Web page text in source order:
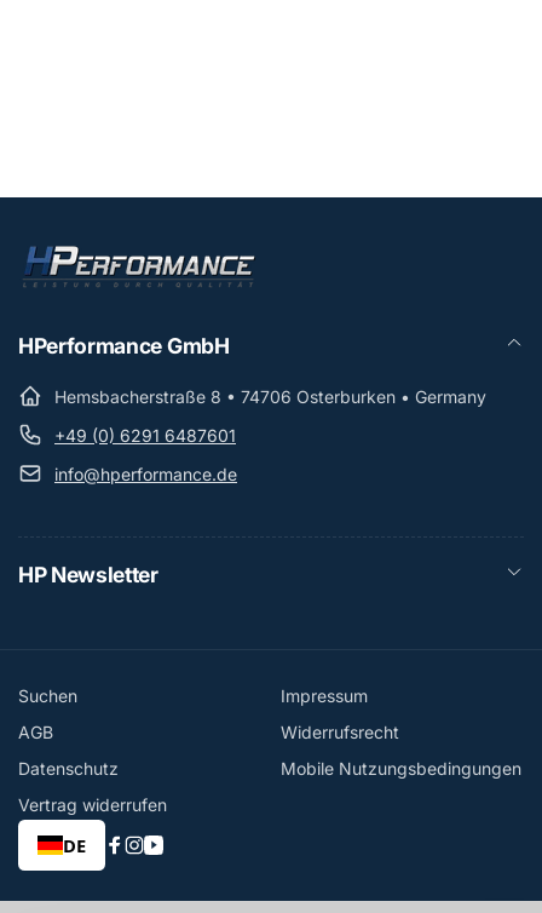
HPerformance GmbH
Hemsbacherstraße 8 • 74706 Osterburken • Germany
+49 (0) 6291 6487601
info@hperformance.de
HP Newsletter
Suchen
Impressum
AGB
Widerrufsrecht
Datenschutz
Mobile Nutzungsbedingungen
Vertrag widerrufen
DE
Facebook
Instagram
YouTube